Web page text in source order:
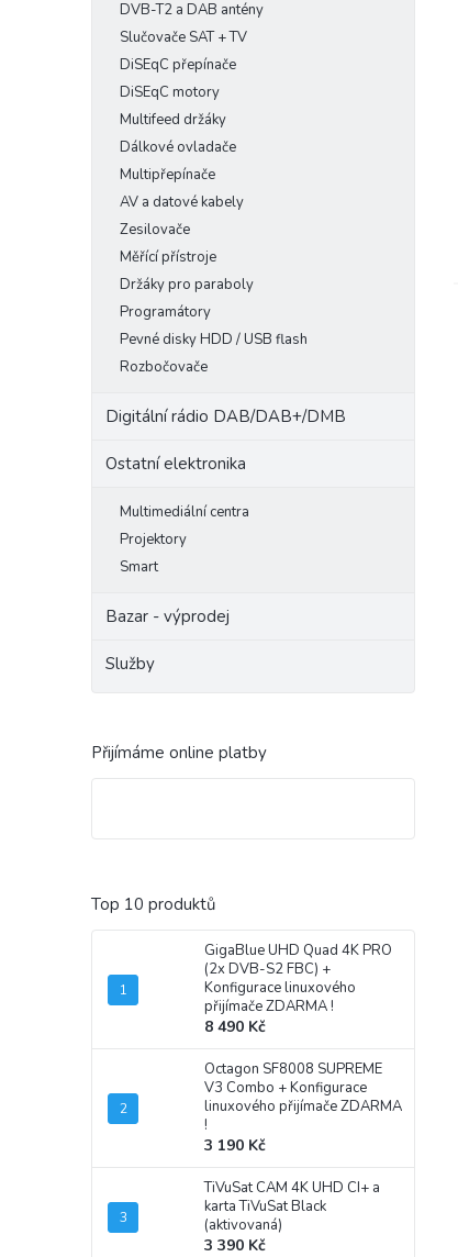
DVB-T2 a DAB antény
Slučovače SAT + TV
DiSEqC přepínače
DiSEqC motory
Multifeed držáky
Dálkové ovladače
Multipřepínače
AV a datové kabely
Zesilovače
Měřící přístroje
Držáky pro paraboly
Programátory
Pevné disky HDD / USB flash
Rozbočovače
Digitální rádio DAB/DAB+/DMB
Ostatní elektronika
Multimediální centra
Projektory
Smart
Bazar - výprodej
Služby
Přijímáme online platby
Top 10 produktů
GigaBlue UHD Quad 4K PRO
(2x DVB-S2 FBC) +
Konfigurace linuxového
přijímače ZDARMA !
8 490 Kč
Octagon SF8008 SUPREME
V3 Combo + Konfigurace
linuxového přijímače ZDARMA
!
3 190 Kč
TiVuSat CAM 4K UHD CI+ a
karta TiVuSat Black
(aktivovaná)
3 390 Kč